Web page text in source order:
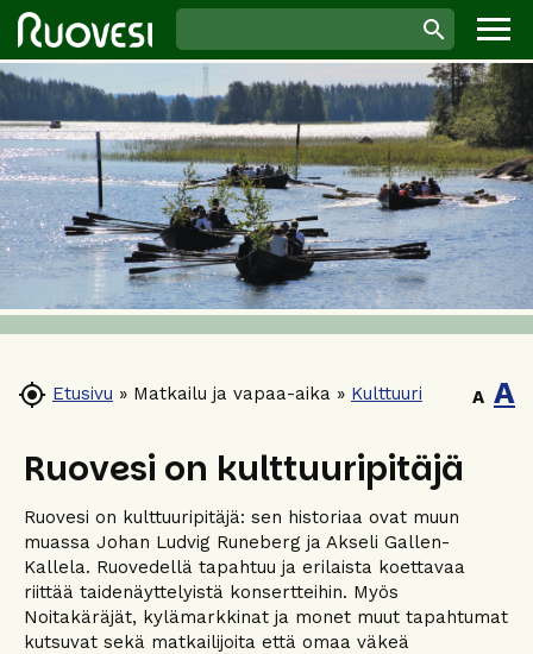
 Etusivu » Matkailu ja vapaa-aika » Kulttuuri A A
Ruovesi on kulttuuripitäjä
Ruovesi on kulttuuripitäjä: sen historiaa ovat muun
muassa Johan Ludvig Runeberg ja Akseli Gallen-
Kallela. Ruovedellä tapahtuu ja erilaista koettavaa
riittää taidenäyttelyistä konsertteihin. Myös
Noitakäräjät, kylämarkkinat ja monet muut tapahtumat
kutsuvat sekä matkailijoita että omaa väkeä